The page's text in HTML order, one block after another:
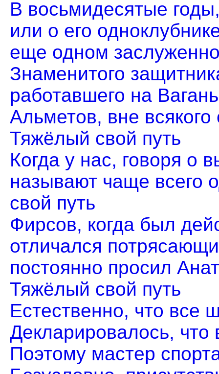
В восьмидесятые
или о его
еще одном
Знаменитого
работавшего на
Альметов, вне
Тяжёлый свой путь
Когда у нас, говоря о
называют чаще всего
свой путь
Фирсов, когда был
отличался
постоянно просил
Тяжёлый свой путь
Естественно, что все
Декларировалось,
Поэтому мастер